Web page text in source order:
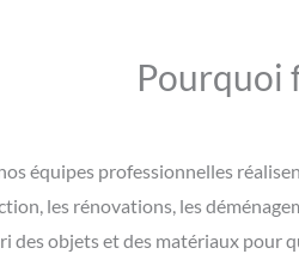
Pourquoi
équipes professionnelles
les rénovations, les
des objets et des matériaux pour